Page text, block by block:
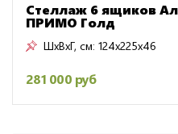
Стеллаж 6 ящиков
ПРИМО Голд
ШxВxГ, см: 124x225x46
281 000 руб